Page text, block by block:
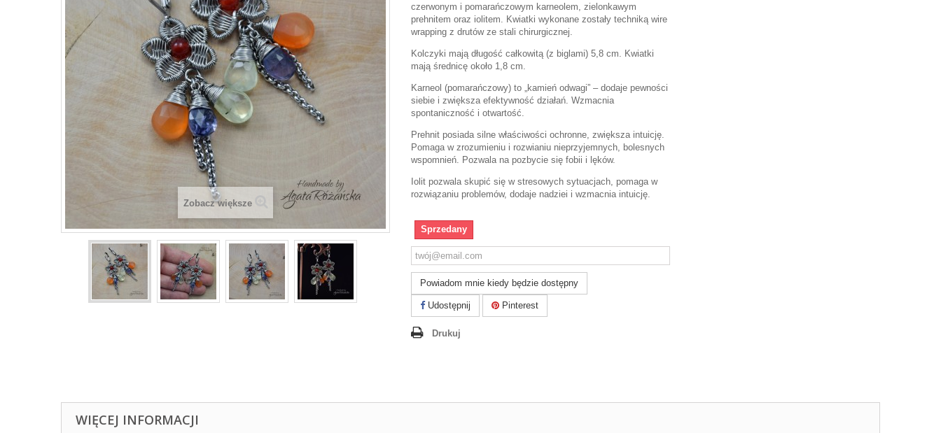
Zobacz większe
czerwonym i pomarańczowym karneolem, zielonkawym
prehnitem oraz iolitem. Kwiatki wykonane zostały techniką wire
wrapping z drutów ze stali chirurgicznej.
Kolczyki mają długość całkowitą (z biglami) 5,8 cm. Kwiatki
mają średnicę około 1,8 cm.
Karneol (pomarańczowy) to „kamień odwagi” – dodaje pewności
siebie i zwiększa efektywność działań. Wzmacnia
spontaniczność i otwartość.
Prehnit posiada silne właściwości ochronne, zwiększa intuicję.
Pomaga w zrozumieniu i rozwianiu nieprzyjemnych, bolesnych
wspomnień. Pozwala na pozbycie się fobii i lęków.
Iolit pozwala skupić się w stresowych sytuacjach, pomaga w
rozwiązaniu problemów, dodaje nadziei i wzmacnia intuicję.
Sprzedany
Powiadom mnie kiedy będzie dostępny
Udostępnij Pinterest
Drukuj
WIĘCEJ INFORMACJI